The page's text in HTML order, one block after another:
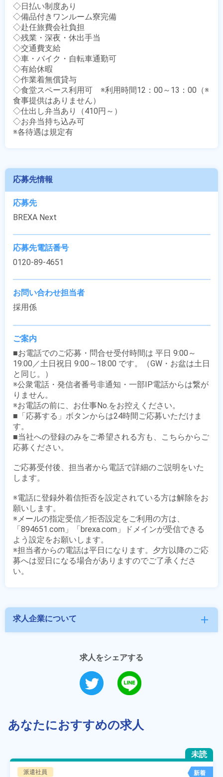
◇日払い制度あり
◇備品付きワンルーム寮完備
◇赴任旅費会社負担
◇残業・深夜・休出手当
◇交通費支給
◇車・バイク・自転車通勤可
◇有給休暇
◇作業着無償貸与
◇食堂スペース利用可　※利用時間12：00～13：00（※
食事提供はありません）
◇仕出し弁当あり（410円～）
◇お弁当持ち込み可
※各待遇は規定有
応募先情報
応募先
BREXA Next
応募先電話番号
0120-89-4651
お問い合わせ担当者
採用係
ご案内
■お電話でのご応募・問合せ受付時間は 平日 9:00～
19:00／土日祝日 9:00～18:00 です。（GW・お盆は土日
と同じ。）
※公衆電話・発信者番号非通知・一部IP電話からは繋が
りません。
※お電話の前に、お仕事No.をお控えください。
■「応募する」ボタンからは24時間ご応募いただけま
す。
■当社への登録のみをご希望される方も、こちらからご
応募ください。
ご応募受付後、担当者から電話で詳細のご説明をいた
します。
※電話に登録外着信拒否を設定されている方は解除をお
願いします。
※メールの指定受信／拒否設定をご利用の方は、
「894651.com」「brexa.com」ドメインが受信できる
よう設定をお願いします。
※担当者からの電話は平日になります。夕方以降のご応
募へは翌日になる場合がありますのでご了承くださ
求人企業について add
求人をシェアする
あなたにおすすめの求人
未読
派遣社員 新着